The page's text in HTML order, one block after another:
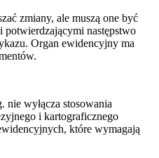
zmiany, ale muszą one być
potwierdzającymi następstwo
Organ ewidencyjny ma
nie wyłącza stosowania
i kartograficznego
które wymagają